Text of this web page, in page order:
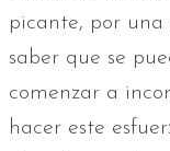
picante, por una
saber que se
comenzar a
hacer este